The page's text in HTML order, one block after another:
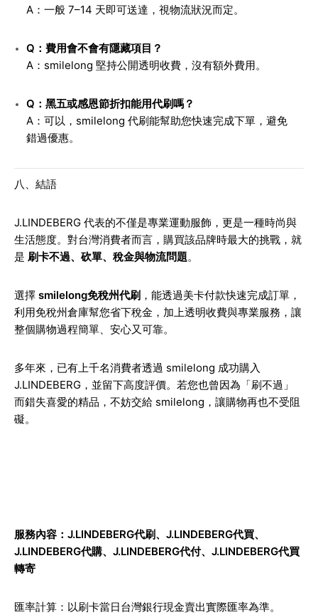
A：一般 7–14 天即可送達，視物流狀況而定。
Q：費用會不會有隱藏項目？
A：smilelong 堅持公開透明收費，沒有額外費用。
Q：黑五或感恩節折扣能用代刷嗎？
A：可以，smilelong 代刷能幫助您快速完成下單，避免
錯過優惠。
八、結語
J.LINDEBERG 代表的不僅是專業運動服飾，更是一種時尚與
生活態度。對台灣消費者而言，購買該品牌時最大的挑戰，就
是 刷卡不過、砍單、稅金與物流問題。
選擇 smilelong免稅州代刷 ，能透過美卡付款快速完成訂單，
利用免稅州倉庫幫您省下稅金，加上透明收費與專業服務，讓
整個購物過程簡單、安心又可靠。
多年來，已有上千名消費者透過 smilelong 成功購入
J.LINDEBERG，並留下高度評價。若您也曾因為「刷不過」
而錯失喜愛的精品，不妨交給 smilelong，讓購物再也不受阻
礙。
服務內容：J.LINDEBERG代刷、J.LINDEBERG代買、
J.LINDEBERG代購、J.LINDEBERG代付、J.LINDEBERG代買
轉寄
匯率計算：以刷卡當日台灣銀行現金賣出實際匯率為準。